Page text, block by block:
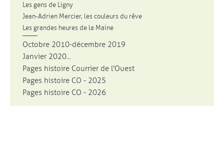
Les gens de Ligny
Jean-Adrien Mercier, les couleurs du rêve
Les grandes heures de la Maine
Octobre 2010-décembre 2019
Janvier 2020...
Pages histoire Courrier de l'Ouest
Pages histoire CO - 2025
Pages histoire CO - 2026